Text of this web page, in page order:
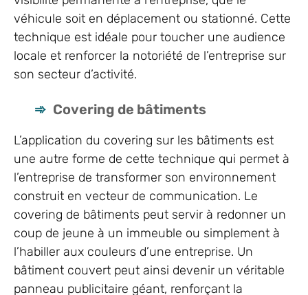
véhicule soit en déplacement ou stationné. Cette
technique est idéale pour toucher une audience
locale et renforcer la notoriété de l’entreprise sur
son secteur d’activité.
Covering de bâtiments
L’application du covering sur les bâtiments est
une autre forme de cette technique qui permet à
l’entreprise de transformer son environnement
construit en vecteur de communication. Le
covering de bâtiments peut servir à redonner un
coup de jeune à un immeuble ou simplement à
l’habiller aux couleurs d’une entreprise. Un
bâtiment couvert peut ainsi devenir un véritable
panneau publicitaire géant, renforçant la